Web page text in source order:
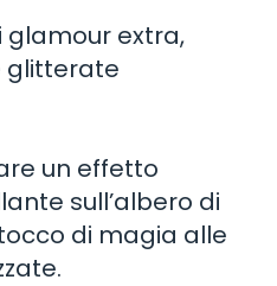
glamour extra,
glitterate
un effetto
sull’albero di
di magia alle